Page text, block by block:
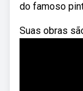
do famoso
Suas obras